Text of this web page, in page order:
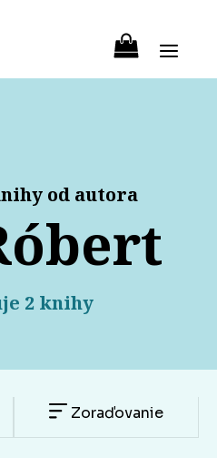
od autora
2 knihy
Zoraďovanie